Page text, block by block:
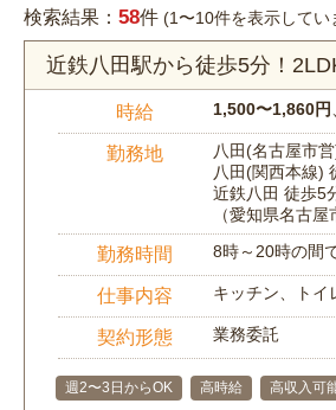
検索結果： 58件 (1〜10件を表示してい
近鉄八田駅から徒歩5分！
時給 1,500〜1,860円
勤務地
八田(名古屋市
八田(関西本線)
近鉄八田 徒歩5
（愛知県名古屋
勤務時間 8時～20時の間
仕事内容 キッチン、トイ
契約形態 業務委託
週2〜3日からOK 高時給 高収入可